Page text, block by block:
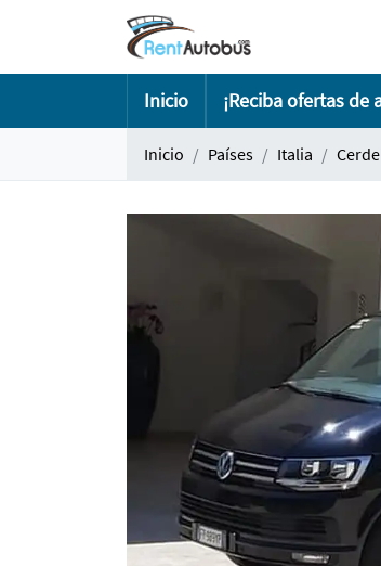
Inicio ¡Reciba ofertas
Inicio Países Italia